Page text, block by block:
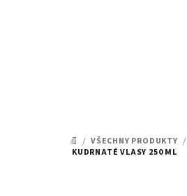
DOMŮ
/ VŠECHNY PRODUKTY /
KUDRNATÉ VLASY 250 ML